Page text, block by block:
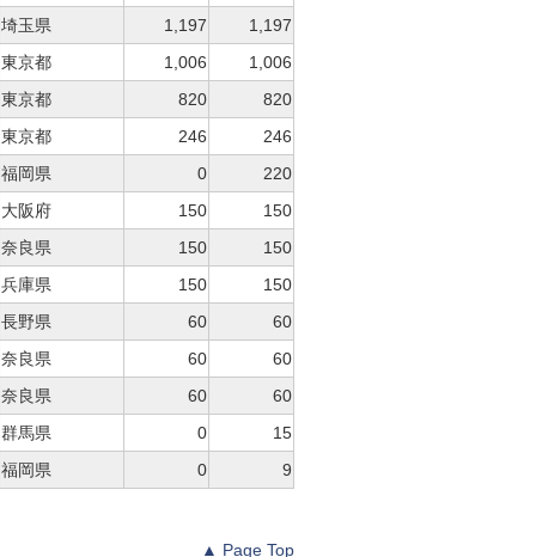
埼玉県 1,197
1,197
東京都 1,006
1,006
東京都 820
820
東京都 246
246
福岡県 0
220
大阪府 150
150
奈良県 150
150
兵庫県 150
150
長野県 60
60
奈良県 60
60
奈良県 60
60
群馬県 0
15
福岡県 0 9
▲ Page Top